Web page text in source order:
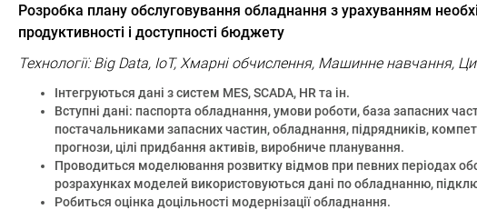
Розробка плану обслуговування обладнання з урахуванням
продуктивності і доступності бюджету
Технології: Big Data, IoT, Хмарні обчислення, Машинне навчання,
Інтегруються дані з систем MES, SCADA, HR та ін.
Вступні дані: паспорта обладнання, умови роботи, база запасних
постачальниками запасних частин, обладнання, підрядників,
прогнози, цілі придбання активів, виробниче планування.
Проводиться моделювання розвитку відмов при певних періодах
розрахунках моделей використовуються дані по обладнанню,
Робиться оцінка доцільності модернізації обладнання.